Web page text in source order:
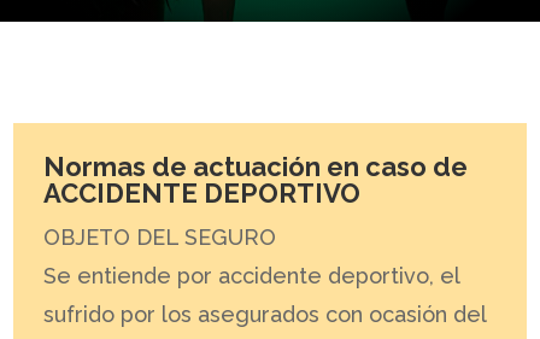
Normas de actuación en caso de
ACCIDENTE DEPORTIVO
OBJETO DEL SEGURO
Se entiende por accidente deportivo, el
sufrido por los asegurados con ocasión del